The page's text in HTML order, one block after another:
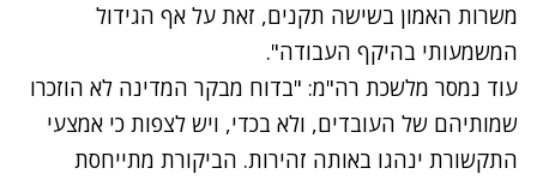
משרות האמון בשישה תקנים, זאת על אף הגידול
המשמעותי בהיקף העבודה".
עוד נמסר מלשכת רה"מ: "בדוח מבקר המדינה לא הוזכרו
שמותיהם של העובדים, ולא בכדי, ויש לצפות כי אמצעי
התקשורת ינהגו באותה זהירות. הביקורת מתייחסת